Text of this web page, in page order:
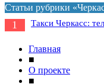
Статьи рубрики
1 Такси Черкасс:
Главная
■
О проекте
■